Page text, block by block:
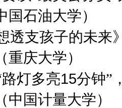
石油大学）
透支孩子的未来
庆大学）
灯多亮15分钟”
国计量大学）